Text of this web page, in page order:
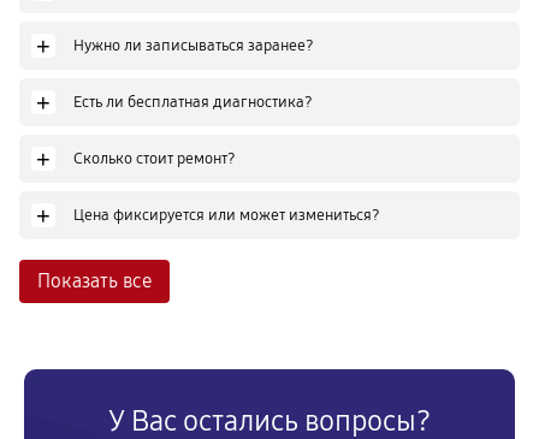
+ Нужно ли записываться заранее?
+ Есть ли бесплатная диагностика?
+ Сколько стоит ремонт?
+ Цена фиксируется или может измениться?
Показать все
У Вас остались вопросы?